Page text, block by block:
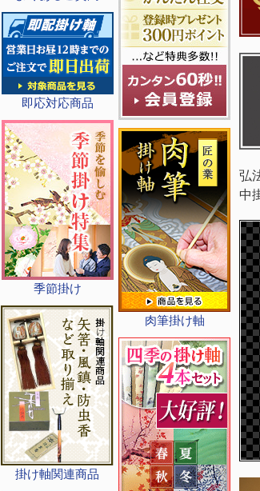
即応対応商品
季節掛け
掛け軸関連商品
肉筆掛け軸
弘
中